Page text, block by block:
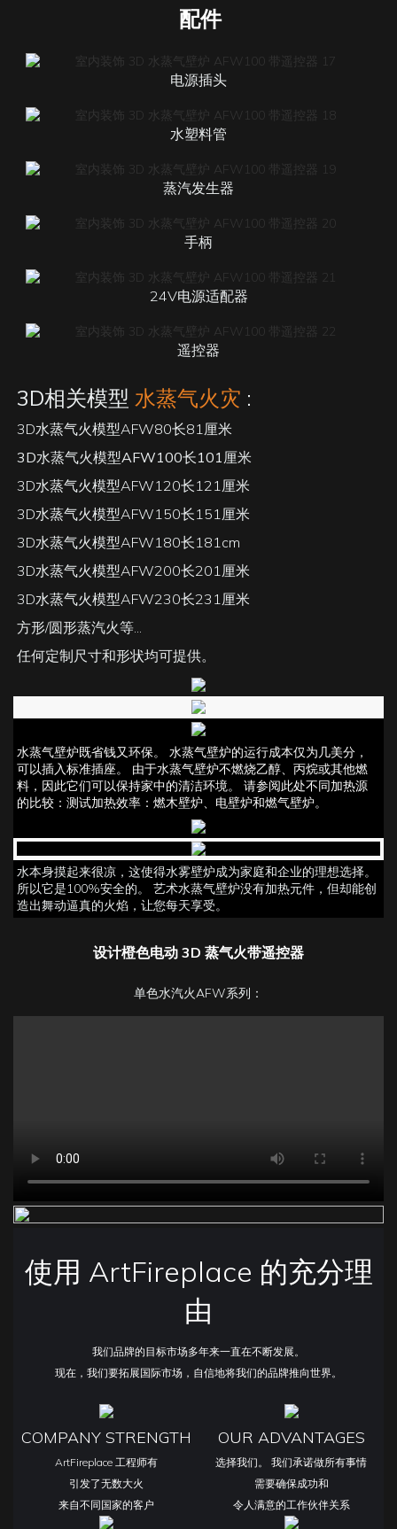
配件
电源插头
水塑料管
蒸汽发生器
手柄
24V电源适配器
遥控器
3D相关模型水蒸气火灾 :
3D水蒸气火模型AFW80长81厘米
3D水蒸气火模型AFW100长101厘米
3D水蒸气火模型AFW120长121厘米
3D水蒸气火模型AFW150长151厘米
3D水蒸气火模型AFW180长181cm
3D水蒸气火模型AFW200长201厘米
3D水蒸气火模型AFW230长231厘米
方形/圆形蒸汽火等...
任何定制尺寸和形状均可提供。
水蒸气壁炉既省钱又环保。 水蒸气壁炉的运行成本仅为几美分，
可以插入标准插座。 由于水蒸气壁炉不燃烧乙醇、丙烷或其他燃
料，因此它们可以保持家中的清洁环境。 请参阅此处不同加热源
的比较：测试加热效率：燃木壁炉、电壁炉和燃气壁炉。
水本身摸起来很凉，这使得水雾壁炉成为家庭和企业的理想选择。
所以它是100%安全的。 艺术水蒸气壁炉没有加热元件，但却能创
造出舞动逼真的火焰，让您每天享受。
设计橙色电动 3D 蒸气火带遥控器
单色水汽火AFW系列：
使用 ArtFireplace 的充分理
由
我们品牌的目标市场多年来一直在不断发展。
现在，我们要拓展国际市场，自信地将我们的品牌推向世界。
COMPANY STRENGTH
ArtFireplace 工程师有
引发了无数大火
来自不同国家的客户
OUR ADVANTAGES
选择我们。 我们承诺做所有事情
需要确保成功和
令人满意的工作伙伴关系